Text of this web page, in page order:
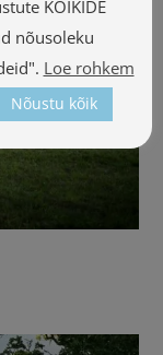
KÕIKIDE
nõusoleku
Loe rohkem
Nõustu kõik